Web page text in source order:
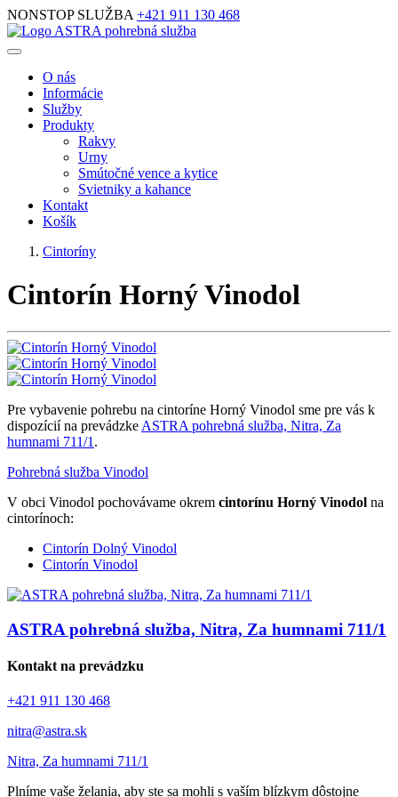
NONSTOP SLUŽBA +421 911 130 468
O nás
Informácie
Služby
Produkty
Rakvy
Urny
Smútočné vence a kytice
Svietniky a kahance
Kontakt
Košík
Cintoríny
Cintorín Horný Vinodol
Pre vybavenie pohrebu na cintoríne Horný Vinodol sme pre vás k
dispozícií na prevádzke ASTRA pohrebná služba, Nitra, Za
humnami 711/1 .
Pohrebná služba Vinodol
V obci Vinodol pochovávame okrem cintorínu Horný Vinodol na
cintorínoch:
Cintorín Dolný Vinodol
Cintorín Vinodol
ASTRA pohrebná služba, Nitra, Za humnami 711/1
Kontakt na prevádzku
+421 911 130 468
nitra@astra.sk
Nitra, Za humnami 711/1
Plníme vaše želania, aby ste sa mohli s vaším blízkym dôstojne